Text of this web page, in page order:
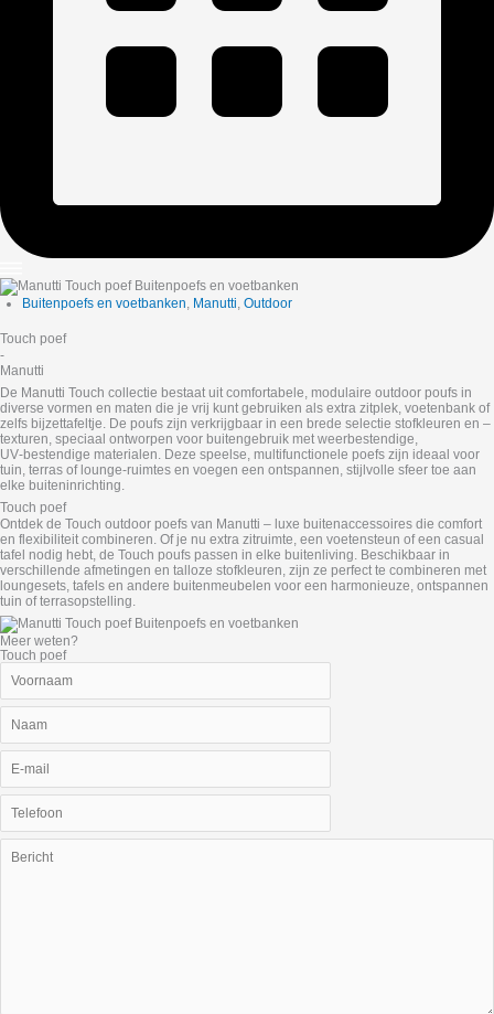
Buitenpoefs en voetbanken, Manutti, Outdoor
Touch poef
-
Manutti
De Manutti Touch collectie bestaat uit comfortabele, modulaire outdoor poufs in
diverse vormen en maten die je vrij kunt gebruiken als extra zitplek, voetenbank of
zelfs bijzettafeltje. De poufs zijn verkrijgbaar in een brede selectie stofkleuren en –
texturen, speciaal ontworpen voor buitengebruik met weerbestendige,
UV‑bestendige materialen. Deze speelse, multifunctionele poefs zijn ideaal voor
tuin, terras of lounge‑ruimtes en voegen een ontspannen, stijlvolle sfeer toe aan
elke buiteninrichting.
Touch poef
Ontdek de Touch outdoor poefs van Manutti – luxe buitenaccessoires die comfort
en flexibiliteit combineren. Of je nu extra zitruimte, een voetensteun of een casual
tafel nodig hebt, de Touch poufs passen in elke buitenliving. Beschikbaar in
verschillende afmetingen en talloze stofkleuren, zijn ze perfect te combineren met
loungesets, tafels en andere buitenmeubelen voor een harmonieuze, ontspannen
tuin of terrasopstelling.
Meer weten?
Touch poef